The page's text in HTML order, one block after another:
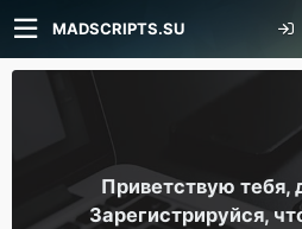
MADSCRIPTS.SU
Приветствую тебя,
Зарегистрируйся,